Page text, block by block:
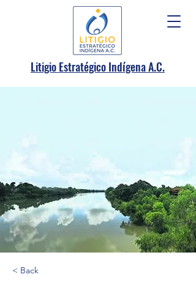
Litigio Estratégico Indígena A.C.
< Back